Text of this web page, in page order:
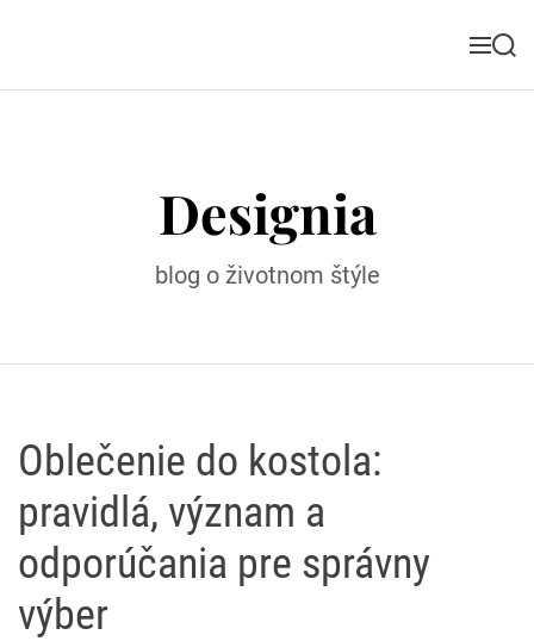
t
M S
Designia
blog o životnom štýle
Oblečenie do kostola:
pravidlá, význam a
odporúčania pre správny
výber